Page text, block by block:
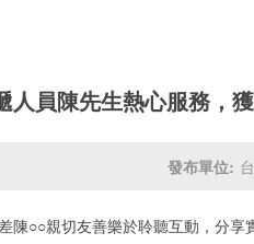
人員陳先生熱心服務，
發布單位:
陳○○親切友善樂於聆聽互動，分享